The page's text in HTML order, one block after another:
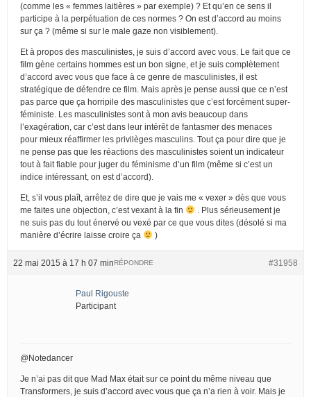
(comme les « femmes laitières » par exemple) ? Et qu’en ce sens il
participe à la perpétuation de ces normes ? On est d’accord au moins
sur ça ? (même si sur le male gaze non visiblement).
Et à propos des masculinistes, je suis d’accord avec vous. Le fait que ce
film gène certains hommes est un bon signe, et je suis complètement
d’accord avec vous que face à ce genre de masculinistes, il est
stratégique de défendre ce film. Mais après je pense aussi que ce n’est
pas parce que ça horripile des masculinistes que c’est forcément super-
féministe. Les masculinistes sont à mon avis beaucoup dans
l’exagération, car c’est dans leur intérêt de fantasmer des menaces
pour mieux réaffirmer les privilèges masculins. Tout ça pour dire que je
ne pense pas que les réactions des masculinistes soient un indicateur
tout à fait fiable pour juger du féminisme d’un film (même si c’est un
indice intéressant, on est d’accord).
Et, s’il vous plaît, arrêtez de dire que je vais me « vexer » dès que vous
me faites une objection, c’est vexant à la fin
. Plus sérieusement je
ne suis pas du tout énervé ou vexé par ce que vous dites (désolé si ma
manière d’écrire laisse croire ça
)
22 mai 2015 à 17 h 07 min #31958
RÉPONDRE
Paul Rigouste
Participant
@Notedancer
Je n’ai pas dit que Mad Max était sur ce point du même niveau que
Transformers, je suis d’accord avec vous que ça n’a rien à voir. Mais je